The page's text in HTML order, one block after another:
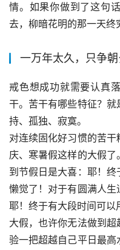
情。如果你做到了这句
去，柳暗花明的那一天终
一万年太久，只争朝
戒色想成功就需要认真
干。苦干有哪些特征？
持、孤独、寂寞。
对连续固化好习惯的苦
庆、寒暑假这样的大假
到节假日是大喜：耶！
懒觉了！对于有圆满人生
耶！终于有大段时间可以
大假，也许你无法做到
验一把超越自己平日最